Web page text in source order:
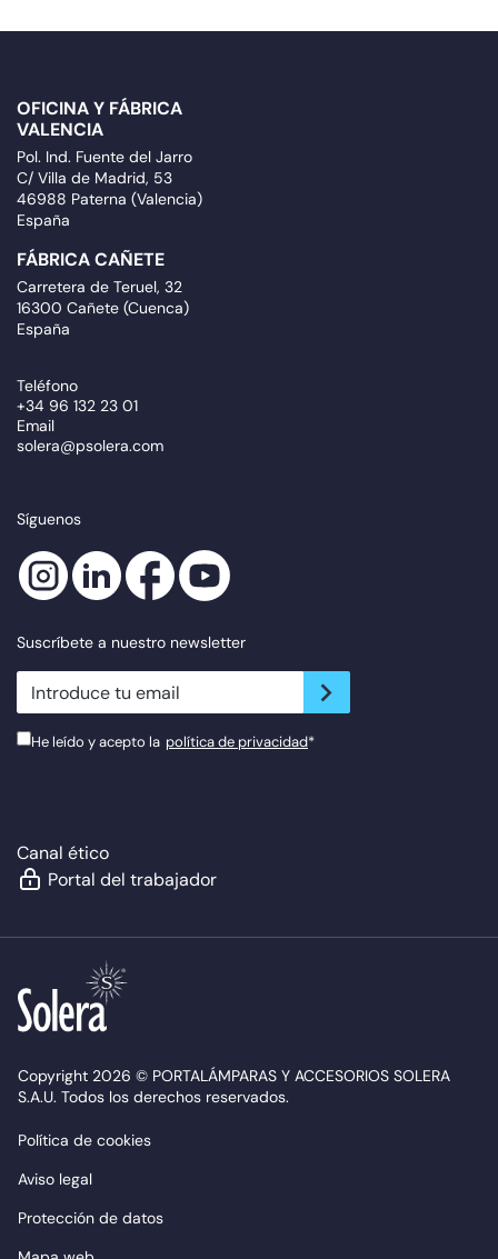
OFICINA Y FÁBRICA
VALENCIA
Pol. Ind. Fuente del Jarro
C/ Villa de Madrid, 53
46988 Paterna (Valencia)
España
FÁBRICA CAÑETE
Carretera de Teruel, 32
16300 Cañete (Cuenca)
España
Teléfono
+34 96 132 23 01
Email
solera@psolera.com
Síguenos
Suscríbete a nuestro newsletter
newsletter.suscribe
He leído y acepto la política de privacidad*
Canal ético
Portal del trabajador
Copyright 2026 © PORTALÁMPARAS Y ACCESORIOS SOLERA
S.A.U. Todos los derechos reservados.
Política de cookies
Aviso legal
Protección de datos